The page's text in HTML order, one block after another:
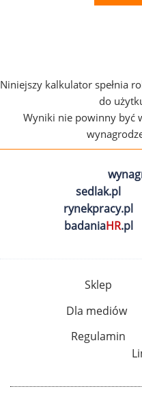
Niniejszy kalkulator spełnia
do
Wyniki nie powinny być
sedlak.pl
rynekpracy.pl
badaniaHR.pl
Sklep
Dla mediów
Regulamin